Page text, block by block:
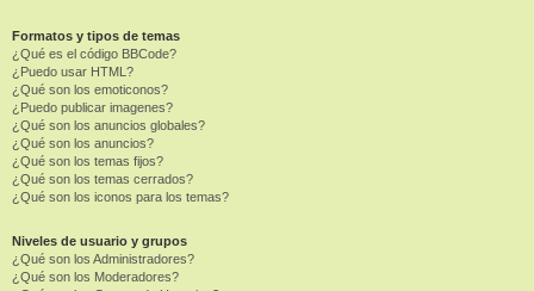
Formatos y tipos de temas
¿Qué es el código BBCode?
¿Puedo usar HTML?
¿Qué son los emoticonos?
¿Puedo publicar imagenes?
¿Qué son los anuncios globales?
¿Qué son los anuncios?
¿Qué son los temas fijos?
¿Qué son los temas cerrados?
¿Qué son los iconos para los temas?
Niveles de usuario y grupos
¿Qué son los Administradores?
¿Qué son los Moderadores?